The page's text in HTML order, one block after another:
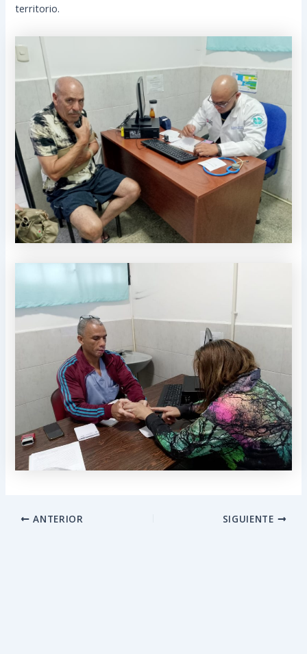
territorio.
ANTERIOR SIGUIENTE